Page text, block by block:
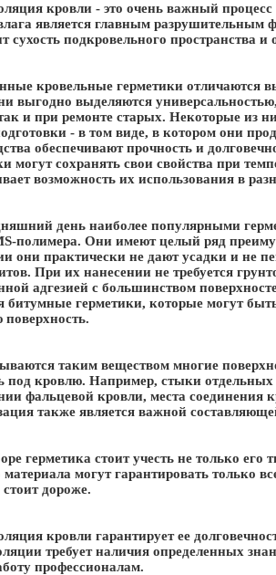
кровли - это очень важный
является главным разрушительным
сухость подкровельного пространства
кровельные герметики отличаются
выгодно выделяются
и при ремонте старых. Некоторые из
- в том виде, в котором они
обеспечивают прочность и
могут сохранять свои свойства при
возможность их использования в
день наиболее популярными
полимера. Они имеют целый ряд
они практически не дают усадки и не
При их нанесении не требуется
адгезией с большинством
битумные герметики, которые могут
таким веществом многие
под кровлю. Например, стыки отдельных
фальцевой кровли, места соединения
также является важной
герметика стоит учесть не только
материала могут гарантировать только
дороже.
кровли гарантирует ее
требует наличия определенных
профессионалам.